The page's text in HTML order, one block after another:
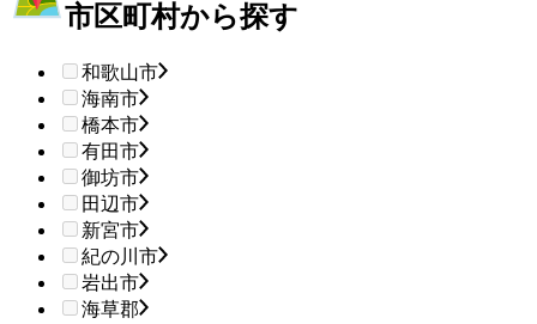
市区町村から探す
和歌山市
海南市
橋本市
有田市
御坊市
田辺市
新宮市
紀の川市
岩出市
海草郡